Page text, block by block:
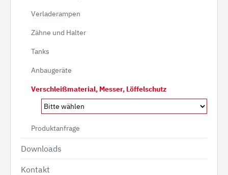
Verladerampen
Zähne und Halter
Tanks
Anbaugeräte
Verschleißmaterial, Messer, Löffelschutz
Produktanfrage
Downloads
Kontakt